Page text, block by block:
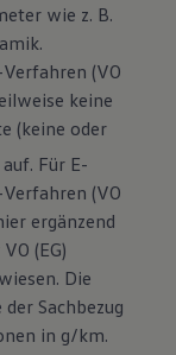
wie z. B.
(VO
keine
(keine oder
Für E-
(VO
ergänzend
(EG)
Die
Sachbezug
in g/km.